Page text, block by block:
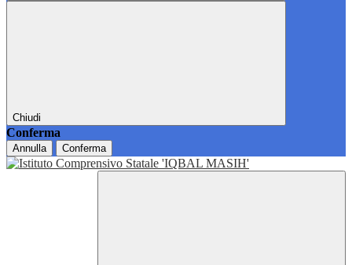
Chiudi
Conferma
Annulla Conferma